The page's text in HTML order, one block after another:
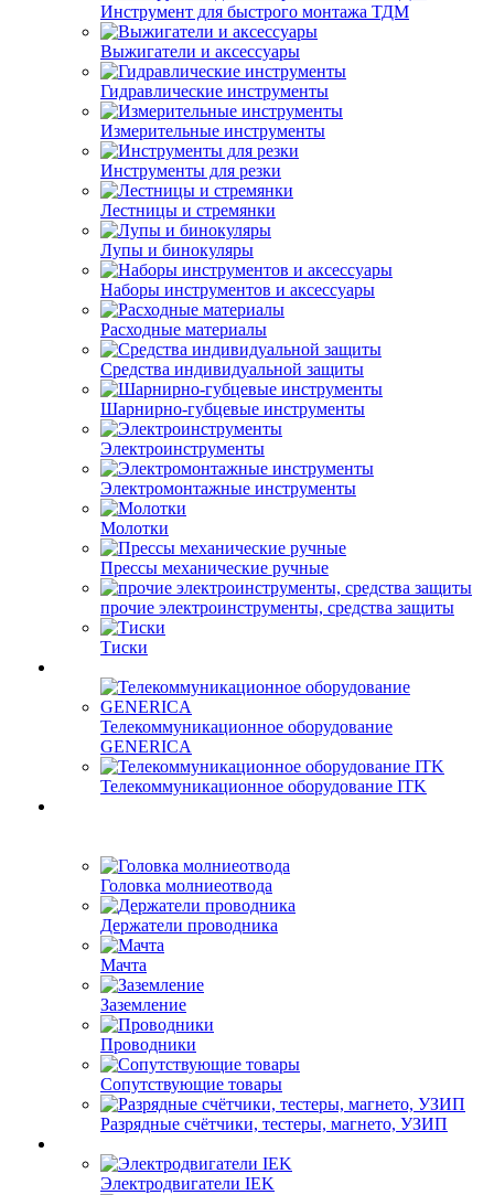
Инструмент для быстрого монтажа ТДМ
Выжигатели и аксессуары
Гидравлические инструменты
Измерительные инструменты
Инструменты для резки
Лестницы и стремянки
Лупы и бинокуляры
Наборы инструментов и аксессуары
Расходные материалы
Средства индивидуальной защиты
Шарнирно-губцевые инструменты
Электроинструменты
Электромонтажные инструменты
Молотки
Прессы механические ручные
прочие электроинструменты, средства защиты
Тиски
Телекоммуникационное оборудование
GENERICA
Телекоммуникационное оборудование ITK
Головка молниеотвода
Держатели проводника
Мачта
Заземление
Проводники
Сопутствующие товары
Разрядные счётчики, тестеры, магнето, УЗИП
Электродвигатели IEK